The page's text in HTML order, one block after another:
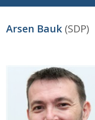
Arsen Bauk (SDP)